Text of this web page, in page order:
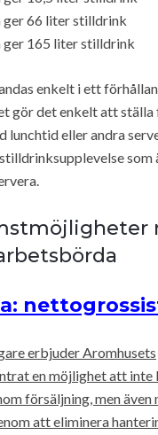
ger 66 liter stilldrink
ger 165 liter stilldrink
enkelt i ett
gör det enkelt att
lunchtid eller andra
som
erbjuder Aromhusets
en möjlighet att inte
försäljning, men även
att eliminera